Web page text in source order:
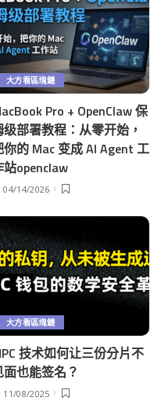
大方看區塊鏈
Pro + OpenClaw 保
级部署教程：从零开始，
你的 Mac 变成 AI Agent 工
站openclaw
04/14/2026
大方看區塊鏈
技术如何让三份分片不
面也能签名？
11/08/2025